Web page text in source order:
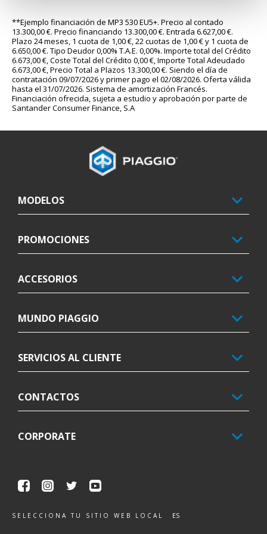
**Ejemplo financiación de MP3 530 EU5+. Precio al contado
13.300,00 €. Precio financiando 13.300,00 €. Entrada 6.627,00 €.
Plazo 24 meses, 1 cuota de 1,00 €, 22 cuotas de 1,00 € y 1 cuota de
6.650,00 €. Tipo Deudor 0,00% T.A.E. 0,00%. Importe total del Crédito
6.673,00 €, Coste Total del Crédito 0,00 €, Importe Total Adeudado
6.673,00 €, Precio Total a Plazos 13.300,00 €. Siendo el día de
contratación 09/07/2026 y primer pago el 02/08/2026. Oferta válida
hasta el 31/07/2026. Sistema de amortización Francés.
Financiación ofrecida, sujeta a estudio y aprobación por parte de
Santander Consumer Finance, S.A
MODELOS
PROMOCIONES
ACCESORIOS
MUNDO PIAGGIO
SERVICIOS AL CLIENTE
CONTACTOS
CORPORATE
FacebookInstagram
Twitter
SELECCIONA TU SITIO WEB LOCAL ES